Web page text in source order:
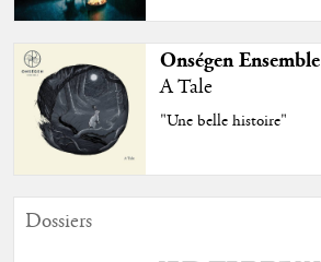
Onségen Ensemble
A Tale
"Une belle histoire"
Dossiers